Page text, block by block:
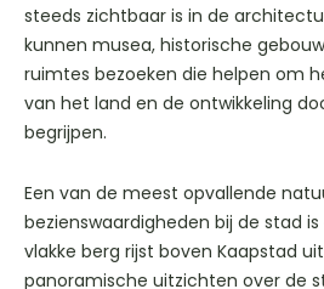
steeds zichtbaar is in de
kunnen musea, historische
ruimtes bezoeken die helpen om
van het land en de ontwikkeling
begrijpen.
Een van de meest opvallende
bezienswaardigheden bij de stad
vlakke berg rijst boven Kaapstad
panoramische uitzichten over de